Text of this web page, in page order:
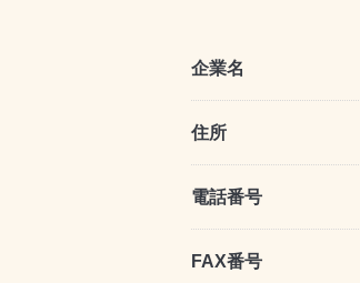
企業名
住所
電話番号
FAX番号